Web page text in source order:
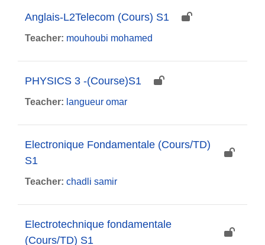
Anglais-L2Telecom (Cours) S1
Teacher: mouhoubi mohamed
PHYSICS 3 -(Course)S1
Teacher: langueur omar
Electronique Fondamentale (Cours/TD)
S1
Teacher: chadli samir
Electrotechnique fondamentale
(Cours/TD) S1